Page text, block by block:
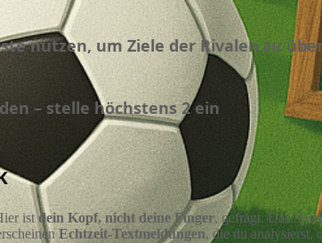
nutzen, um Ziele der Rivalen zu
– stelle höchstens 2 ein
istdein Kopf, nicht deine Finger, gefragt. Das
Echtzeit-Textmeldungen, die du analysierst,